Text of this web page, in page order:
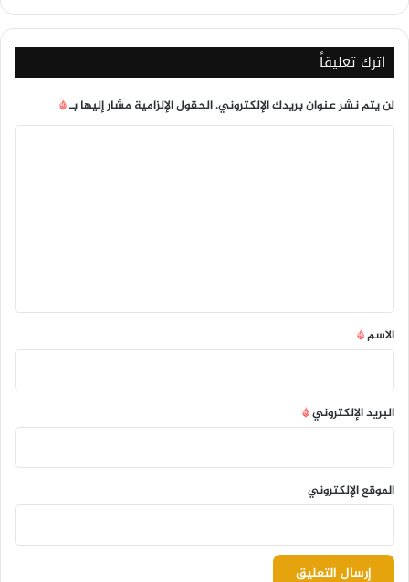
الكهرباء
اترك تعليقاً
لن يتم نشر عنوان بريدك الإلكتروني.الحقول الإلزامية مشار إليها بـ*
*
الاسم*
البريد الإلكتروني*
الموقع الإلكتروني